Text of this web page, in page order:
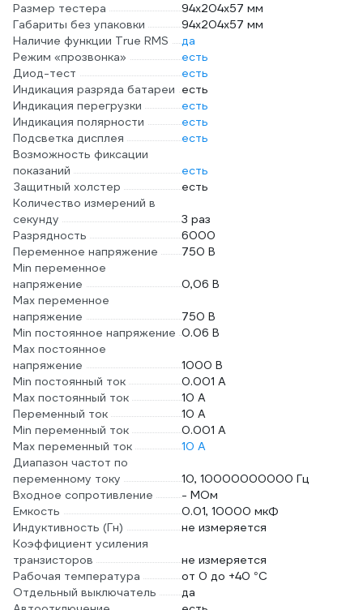
Размер тестера
94х204х57 мм
Габариты без упаковки
94х204х57 мм
Наличие функции True RMS
да
Режим «прозвонка»
есть
Диод-тест
есть
Индикация разряда батареи есть
Индикация перегрузки
есть
Индикация полярности
есть
Подсветка дисплея
есть
Возможность фиксации
показаний
есть
Защитный холстер
есть
Количество измерений в
секунду
3 раз
Разрядность
6000
Переменное напряжение
750 В
Min переменное
напряжение
0,06 В
Max переменное
напряжение
750 В
Min постоянное напряжение 0.06 В
Max постоянное
напряжение
1000 В
Min постоянный ток
0.001 А
Max постоянный ток
10 А
Переменный ток
10 А
Min переменный ток
0.001 А
Max переменный ток
10 А
Диапазон частот по
переменному току
10, 10000000000 Гц
Входное сопротивление
- МОм
Емкость
0.01, 10000 мкФ
Индуктивность (Гн)
не измеряется
Коэффициент усиления
транзисторов
не измеряется
Рабочая температура
от 0 до +40 °С
Отдельный выключатель
да